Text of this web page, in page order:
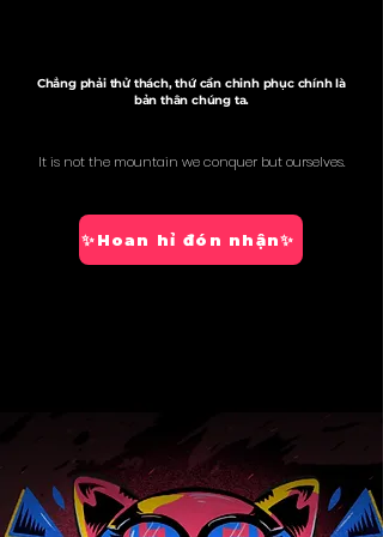
Chẳng phải thử thách, thứ cần chinh phục chính là
bản thân chúng ta.
It is not the mountain we conquer but ourselves.
✨Hoan hỉ đón nhận✨